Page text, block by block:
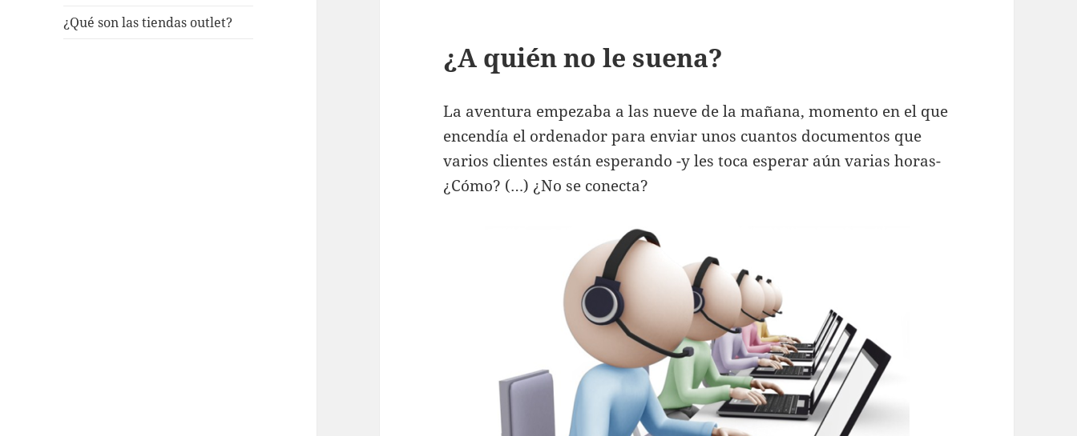
¿Qué son las tiendas outlet?
¿A quién no le suena?
La aventura empezaba a las nueve de la mañana, momento en el que
encendía el ordenador para enviar unos cuantos documentos que
varios clientes están esperando -y les toca esperar aún varias horas-
¿Cómo? (…) ¿No se conecta?